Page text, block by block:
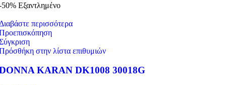
50% Εξαντλημένο
περισσότερα
στην λίστα επιθυμιών
KARAN DK1008 30018G